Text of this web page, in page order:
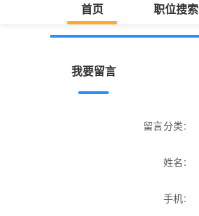
首页 职位搜索
我要留言
留言分类:
姓名:
手机: